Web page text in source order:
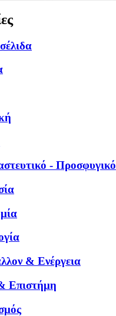
- Προσφυγικό
& Ενέργεια
Επιστήμη